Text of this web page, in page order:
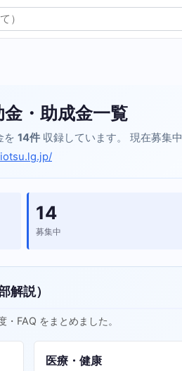
・助成金一覧
を 14件 収録しています。 現在募集中
14
募集中
解説）
FAQ をまとめました。
医療・健康